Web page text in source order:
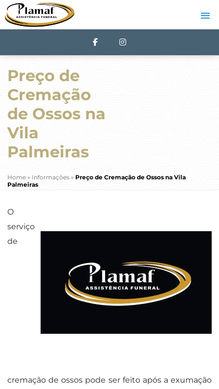
Preço de
Cremação
de Ossos na
Vila
Palmeiras
Home » Informações » Preço de Cremação de Ossos na Vila
Palmeiras
O
serviço
de
cremação de ossos pode ser feito após a exumação